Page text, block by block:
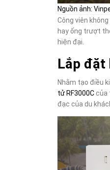
Nguồn ảnh:
Công viên
hay ống trượt
hiện đại.
Lắp đặt
Nhằm tạo điều
tử RF3000C của
đạc của du